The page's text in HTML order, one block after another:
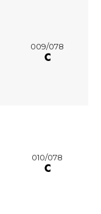
009/078
010/078